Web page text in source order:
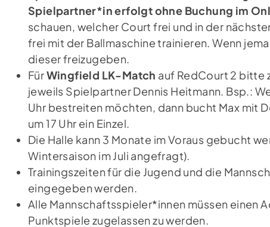
Spielpartner*in erfolgt ohne Buchung im
schauen, welcher Court frei und in der
frei mit der Ballmaschine trainieren. Wenn
dieser freizugeben.
FürWingfield LK-Match auf RedCourt 2 bitte
jeweils Spielpartner Dennis Heitmann. Bsp.:
Uhr bestreiten möchten, dann bucht Max mit
um 17 Uhr ein Einzel.
Die Halle kann 3 Monate im Voraus gebucht
Wintersaison im Juli angefragt).
Trainingszeiten für die Jugend und die
eingegeben werden.
Alle Mannschaftsspieler*innen müssen einen
Punktspiele zugelassen zu werden.